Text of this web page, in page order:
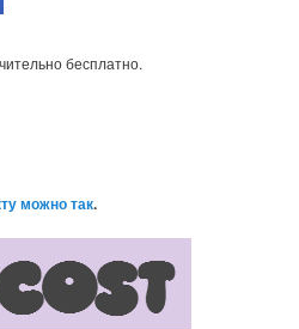
бесплатно.
можно так.